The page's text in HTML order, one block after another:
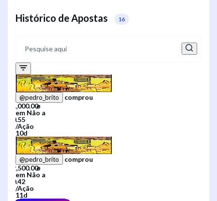
Histórico de Apostas 16
@pedro_brito
comprou
em Não a
/Ação
10d
@pedro_brito
comprou
em Não a
/Ação
11d